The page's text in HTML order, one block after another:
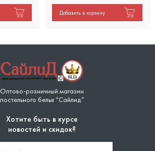
Добавить в корзину
Оптово-розничный магазин
постельного белья “Сайлид”
Хотите быть в курсе
новостей и скидок?